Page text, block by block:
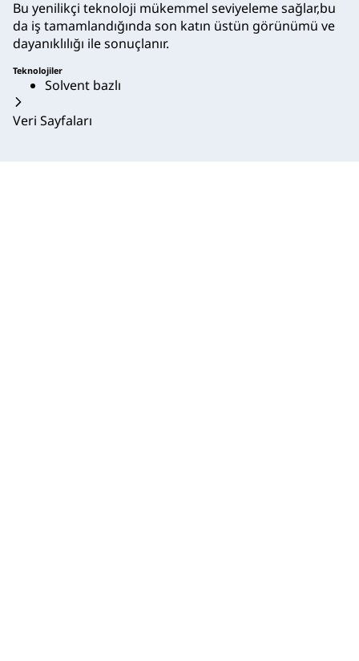
Bu yenilikçi teknoloji mükemmel seviyeleme sağlar,bu
da iş tamamlandığında son katın üstün görünümü ve
dayanıklılığı ile sonuçlanır.
Teknolojiler
Solvent bazlı
Veri Sayfaları